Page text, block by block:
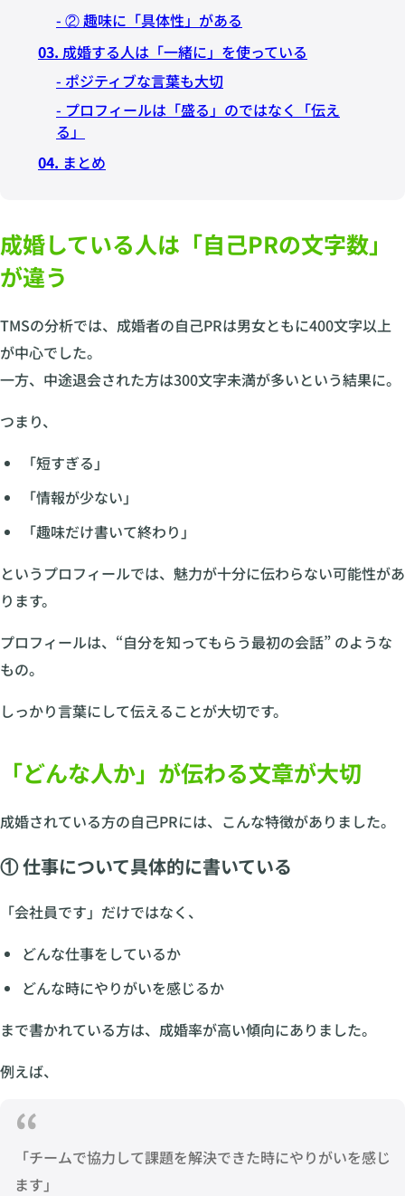
- ② 趣味に「具体性」がある
03. 成婚する人は「一緒に」を使っている
- ポジティブな言葉も大切
- プロフィールは「盛る」のではなく「伝え
る」
04. まとめ
成婚している人は「自己PRの文字数」
が違う
TMSの分析では、成婚者の自己PRは男女ともに400文字以上
が中心でした。
一方、中途退会された方は300文字未満が多いという結果に。
つまり、
「短すぎる」
「情報が少ない」
「趣味だけ書いて終わり」
というプロフィールでは、魅力が十分に伝わらない可能性があ
ります。
プロフィールは、“自分を知ってもらう最初の会話” のような
もの。
しっかり言葉にして伝えることが大切です。
「どんな人か」が伝わる文章が大切
成婚されている方の自己PRには、こんな特徴がありました。
① 仕事について具体的に書いている
「会社員です」だけではなく、
どんな仕事をしているか
どんな時にやりがいを感じるか
まで書かれている方は、成婚率が高い傾向にありました。
例えば、
「チームで協力して課題を解決できた時にやりがいを感じ
ます」